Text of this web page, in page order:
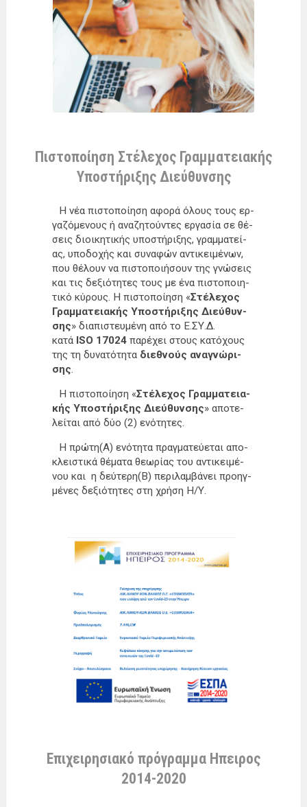
Πιστοποίηση Στέλεχος Γραμματειακής
Υποστήριξης Διεύθυνσης
Η νέα πι­στο­ποί­η­ση αφο­ρά όλους τους ερ­
γα­ζό­με­νους ή ανα­ζη­τού­ντες ερ­γα­σία σε θέ­
σεις διοι­κη­τι­κής υπο­στή­ρι­ξης, γραμ­μα­τεί­
ας, υπο­δο­χής και συ­να­φών αντι­κει­μέ­νων,
που θέ­λουν να πι­στο­ποι­ή­σουν της γνώ­σεις
και τις δε­ξιό­τη­τες τους με ένα πι­στο­ποι­η­
τι­κό κύ­ρους. H πι­στο­ποί­η­ση «Στέ­λε­χος
Γραμ­μα­τεια­κής Υπο­στή­ρι­ξης Διεύ­θυν­
σης» δια­πι­στευ­μέ­νη από το Ε­.ΣΥ­.Δ.
κατά ISO 17024πα­ρέ­χει στους κα­τό­χους
της τη δυ­να­τό­τη­τα διε­θνούς ανα­γνώ­ρι­
σης.
Η πι­στο­ποί­η­ση «Στέ­λε­χος Γραμ­μα­τεια­
κής Υπο­στή­ρι­ξης Διεύ­θυν­σης» απο­τε­
λεί­ται από δύο (2) ενό­τη­τες.
Η πρώ­τη(Α) ενό­τη­τα πραγ­μα­τεύ­ε­ται απο­
κλει­στι­κά θέ­μα­τα θε­ω­ρί­ας του αντι­κει­μέ­
νου και η δεύ­τε­ρη(Β) πε­ρι­λαμ­βά­νει προηγ­
μέ­νες δε­ξιό­τη­τες στη χρή­ση Η/Υ.
Επιχειρησιακό πρόγραμμα Ηπειρος
2014-2020